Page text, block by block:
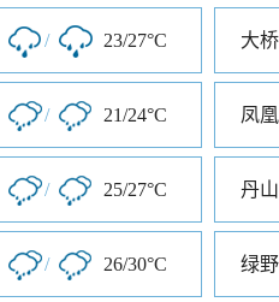
/ 23/27°C 大
/ 21/24°C 凤
/ 25/27°C 丹
/ 26/30°C 绿